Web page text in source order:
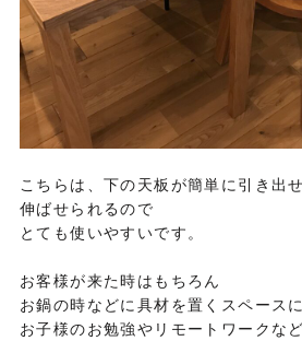
こちらは、下の天板が簡単に引き出
伸ばせられるので
とても使いやすいです。
お客様が来た時はもちろん
お鍋の時などに具材を置くスペース
お子様のお勉強やリモートワークな